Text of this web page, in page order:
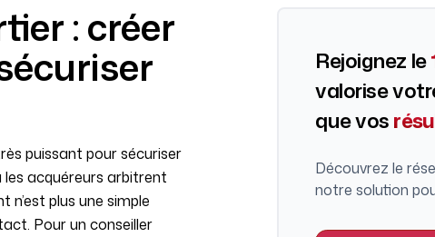
: créer
puissant pour sécuriser
les acquéreurs arbitrent
plus une simple
Pour un conseiller
Rejoignez le
valorise
que vos
Découvrez le
notre solution